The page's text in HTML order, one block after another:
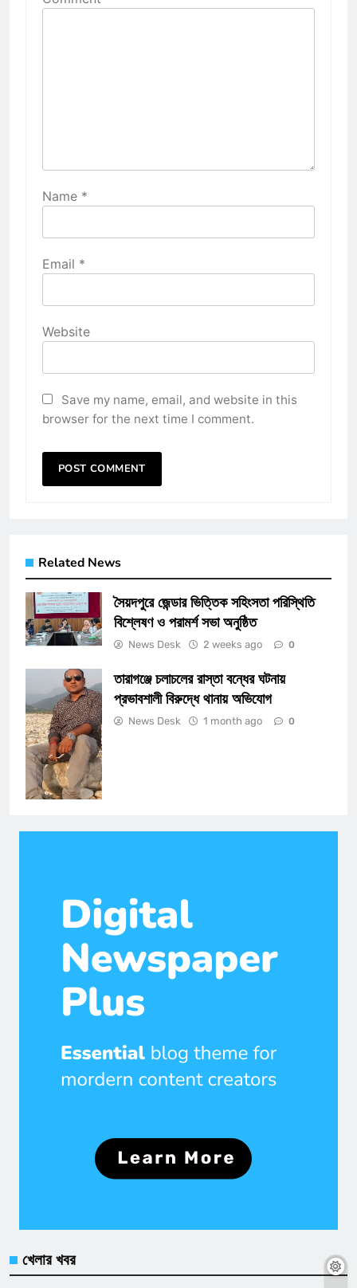
Name *
Email *
Website
Save my name, email, and website in this
browser for the next time I comment.
Related News
সৈয়দপুরে জেন্ডার ভিত্তিক সহিংসতা পরিস্থিতি
বিশ্লেষণ ও পরামর্শ সভা অনুষ্ঠিত
News Desk 2 weeks ago 0
তারাগঞ্জে চলাচলের রাস্তা বন্ধের ঘটনায়
প্রভাবশালী বিরুদ্ধে থানায় অভিযোগ
News Desk 1 month ago 0
খেলার খবর